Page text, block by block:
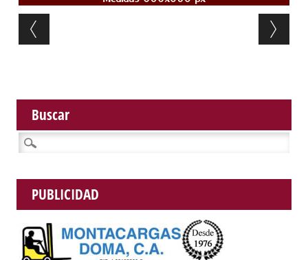
Post navigation
Buscar
Buscar:
PUBLICIDAD